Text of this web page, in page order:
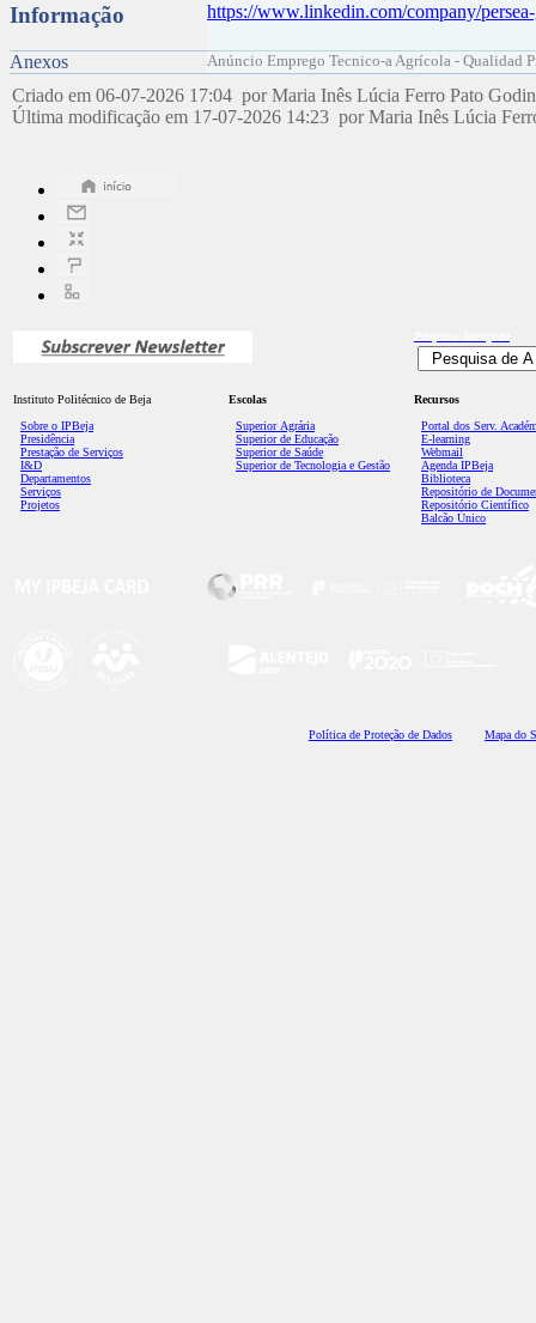
Informação
https://www.linkedin.com/company/
Anexos Anúncio Emprego Tecnico-a Agrícola - Qualidad
Criado em 06-07-2026 17:04 por Maria Inês Lúcia Ferro Pato
Última modificação em 17-07-2026 14:23 por Maria Inês Lúcia
Instituto Politécnico de Beja
Sobre o IPBeja
Presidência
Prestação de Serviços
I&D
Departamentos
Serviços
Projetos
Escolas
Superior Agrária
Superior de Educação
Superior de Saúde
Superior de Tecnologia e Gestão
Recursos
Portal dos Serv.
E-learning
Webmail
Agenda IPBeja
Biblioteca
Repositório de
Repositório Científico
Balcão Único
Política de Proteção de Dados Mapa do